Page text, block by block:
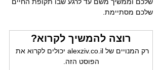
שלכם מסתיימת.
רוצה להמשיך לקרוא?
רק המנויים של alexziv.co.il יכולים לקרוא את
הפוסט הזה.